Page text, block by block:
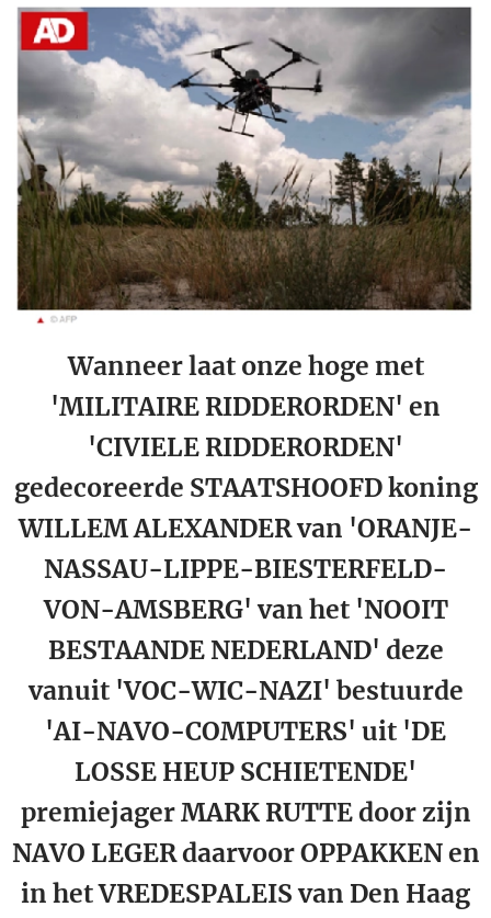
Wanneer laat onze hoge met
'MILITAIRE RIDDERORDEN' en
'CIVIELE RIDDERORDEN'
gedecoreerde STAATSHOOFD koning
WILLEM ALEXANDER van 'ORANJE-
NASSAU-LIPPE-BIESTERFELD-
VON-AMSBERG' van het 'NOOIT
BESTAANDE NEDERLAND' deze
vanuit 'VOC-WIC-NAZI' bestuurde
'AI-NAVO-COMPUTERS' uit 'DE
LOSSE HEUP SCHIETENDE'
premiejager MARK RUTTE door zijn
NAVO LEGER daarvoor OPPAKKEN en
in het VREDESPALEIS van Den Haag